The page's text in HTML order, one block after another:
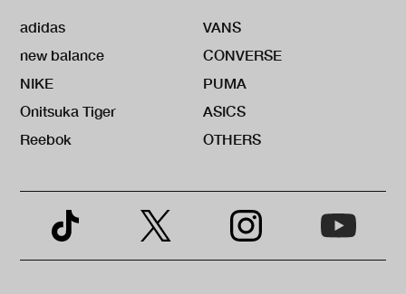
adidas
VANS
new balance
CONVERSE
NIKE
PUMA
Onitsuka Tiger
ASICS
Reebok
OTHERS